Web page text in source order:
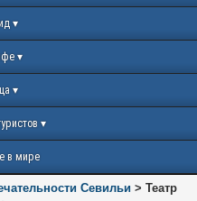
в мире
Севильи > Театр